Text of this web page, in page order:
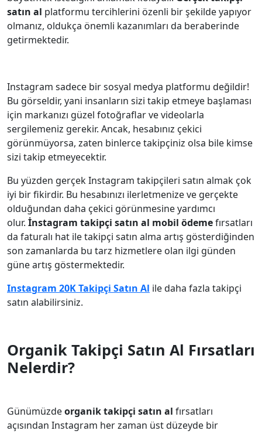
satın al platformu tercihlerini özenli bir şekilde yapıyor
olmanız, oldukça önemli kazanımları da beraberinde
getirmektedir.
Instagram sadece bir sosyal medya platformu değildir!
Bu görseldir, yani insanların sizi takip etmeye başlaması
için markanızı güzel fotoğraflar ve videolarla
sergilemeniz gerekir. Ancak, hesabınız çekici
görünmüyorsa, zaten binlerce takipçiniz olsa bile kimse
sizi takip etmeyecektir.
Bu yüzden gerçek Instagram takipçileri satın almak çok
iyi bir fikirdir. Bu hesabınızı ilerletmenize ve gerçekte
olduğundan daha çekici görünmesine yardımcı
olur. İnstagram takipçi satın al mobil ödemefırsatları
da faturalı hat ile takipçi satın alma artış gösterdiğinden
son zamanlarda bu tarz hizmetlere olan ilgi günden
güne artış göstermektedir.
Instagram 20K Takipçi Satın Al ile daha fazla takipçi
satın alabilirsiniz.
Organik Takipçi Satın Al Fırsatları
Nelerdir?
Günümüzdeorganik takipçi satın al fırsatları
açısından Instagram her zaman üst düzeyde bir